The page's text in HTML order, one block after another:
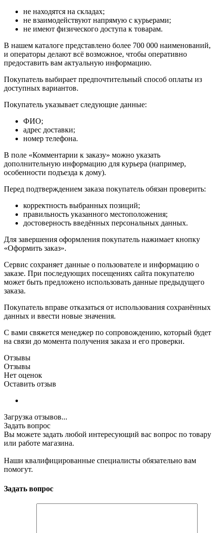
не находятся на складах;
не взаимодействуют напрямую с курьерами;
не имеют физического доступа к товарам.
В нашем каталоге представлено более 700 000 наименований,
и операторы делают всё возможное, чтобы оперативно
предоставить вам актуальную информацию.
Покупатель выбирает предпочтительный способ оплаты из
доступных вариантов.
Покупатель указывает следующие данные:
ФИО;
адрес доставки;
номер телефона.
В поле «Комментарии к заказу» можно указать
дополнительную информацию для курьера (например,
особенности подъезда к дому).
Перед подтверждением заказа покупатель обязан проверить:
корректность выбранных позиций;
правильность указанного местоположения;
достоверность введённых персональных данных.
Для завершения оформления покупатель нажимает кнопку
«Оформить заказ».
Сервис сохраняет данные о пользователе и информацию о
заказе. При последующих посещениях сайта покупателю
может быть предложено использовать данные предыдущего
заказа.
Покупатель вправе отказаться от использования сохранённых
данных и ввести новые значения.
С вами свяжется менеджер по сопровождению, который будет
на связи до момента получения заказа и его проверки.
Отзывы
Отзывы
Нет оценок
Оставить отзыв
Загрузка отзывов...
Задать вопрос
Вы можете задать любой интересующий вас вопрос по товару
или работе магазина.
Наши квалифицированные специалисты обязательно вам
помогут.
Задать вопрос